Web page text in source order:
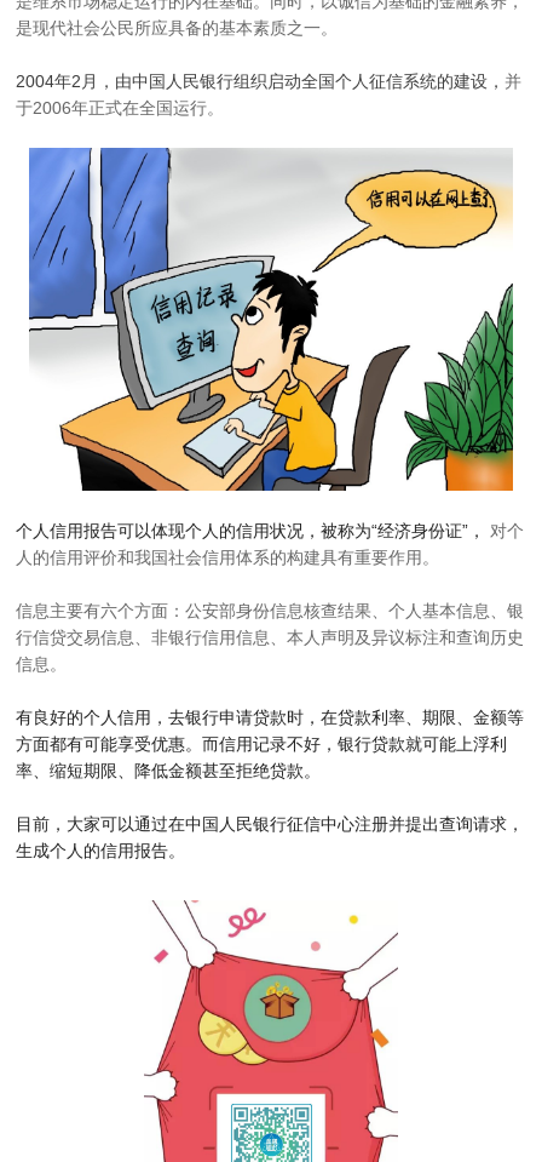
是现代社会公民所应具备的基本素质之一。
2004年2月，由中国人民银行组织启动全国个人征信系统的建设， 并
于2006年正式在全国运行。
个人信用报告可以体现个人的信用状况，被称为“经济身份证”，
对个
人的信用评价和我国社会信用体系的构建具有重要作用。
信息主要有六个方面：公安部身份信息核查结果、个人基本信息、银
行信贷交易信息、非银行信用信息、本人声明及异议标注和查询历史
信息。
有良好的个人信用，去银行申请贷款时，在贷款利率、期限、金额等
方面都有可能享受优惠。而信用记录不好，银行贷款就可能上浮利
率、缩短期限、降低金额甚至拒绝贷款。
目前，大家可以通过在中国人民银行征信中心注册并提出查询请求，
生成个人的信用报告。